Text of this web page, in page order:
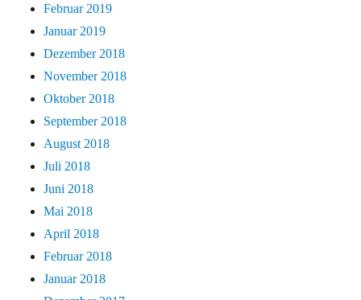
Februar 2019
Januar 2019
Dezember 2018
November 2018
Oktober 2018
September 2018
August 2018
Juli 2018
Juni 2018
Mai 2018
April 2018
Februar 2018
Januar 2018